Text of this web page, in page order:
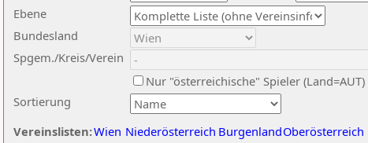
Ebene
Sortierung
Bundesland
Spgem./Kreis/Verein
Nur "österreichische" Spieler (Land=AUT)
Vereinslisten:Wien Niederösterreich BurgenlandOberösterreich